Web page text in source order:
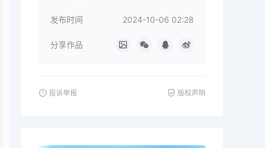
发布时间 2024-10-06 02:28
分享作品
投诉举报 版权声明